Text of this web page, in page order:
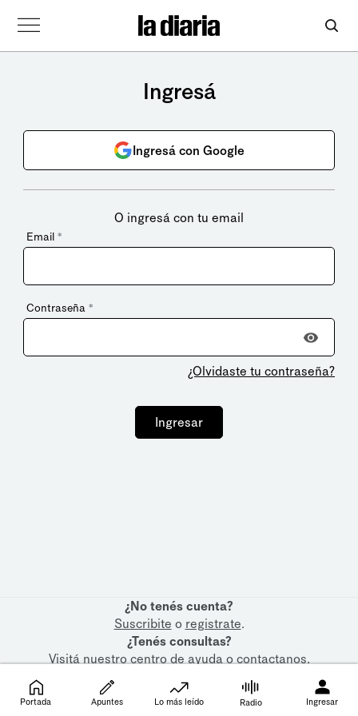
Ingresá
Ingresá con Google
O ingresá con tu email
Email *
Contraseña *
¿Olvidaste tu contraseña?
Ingresar
¿No tenés cuenta?
Suscribite o registrate.
¿Tenés consultas?
Visitá nuestrocentro de ayudaocontactanos.
Portada Apuntes Lo más leído Radio Ingresar